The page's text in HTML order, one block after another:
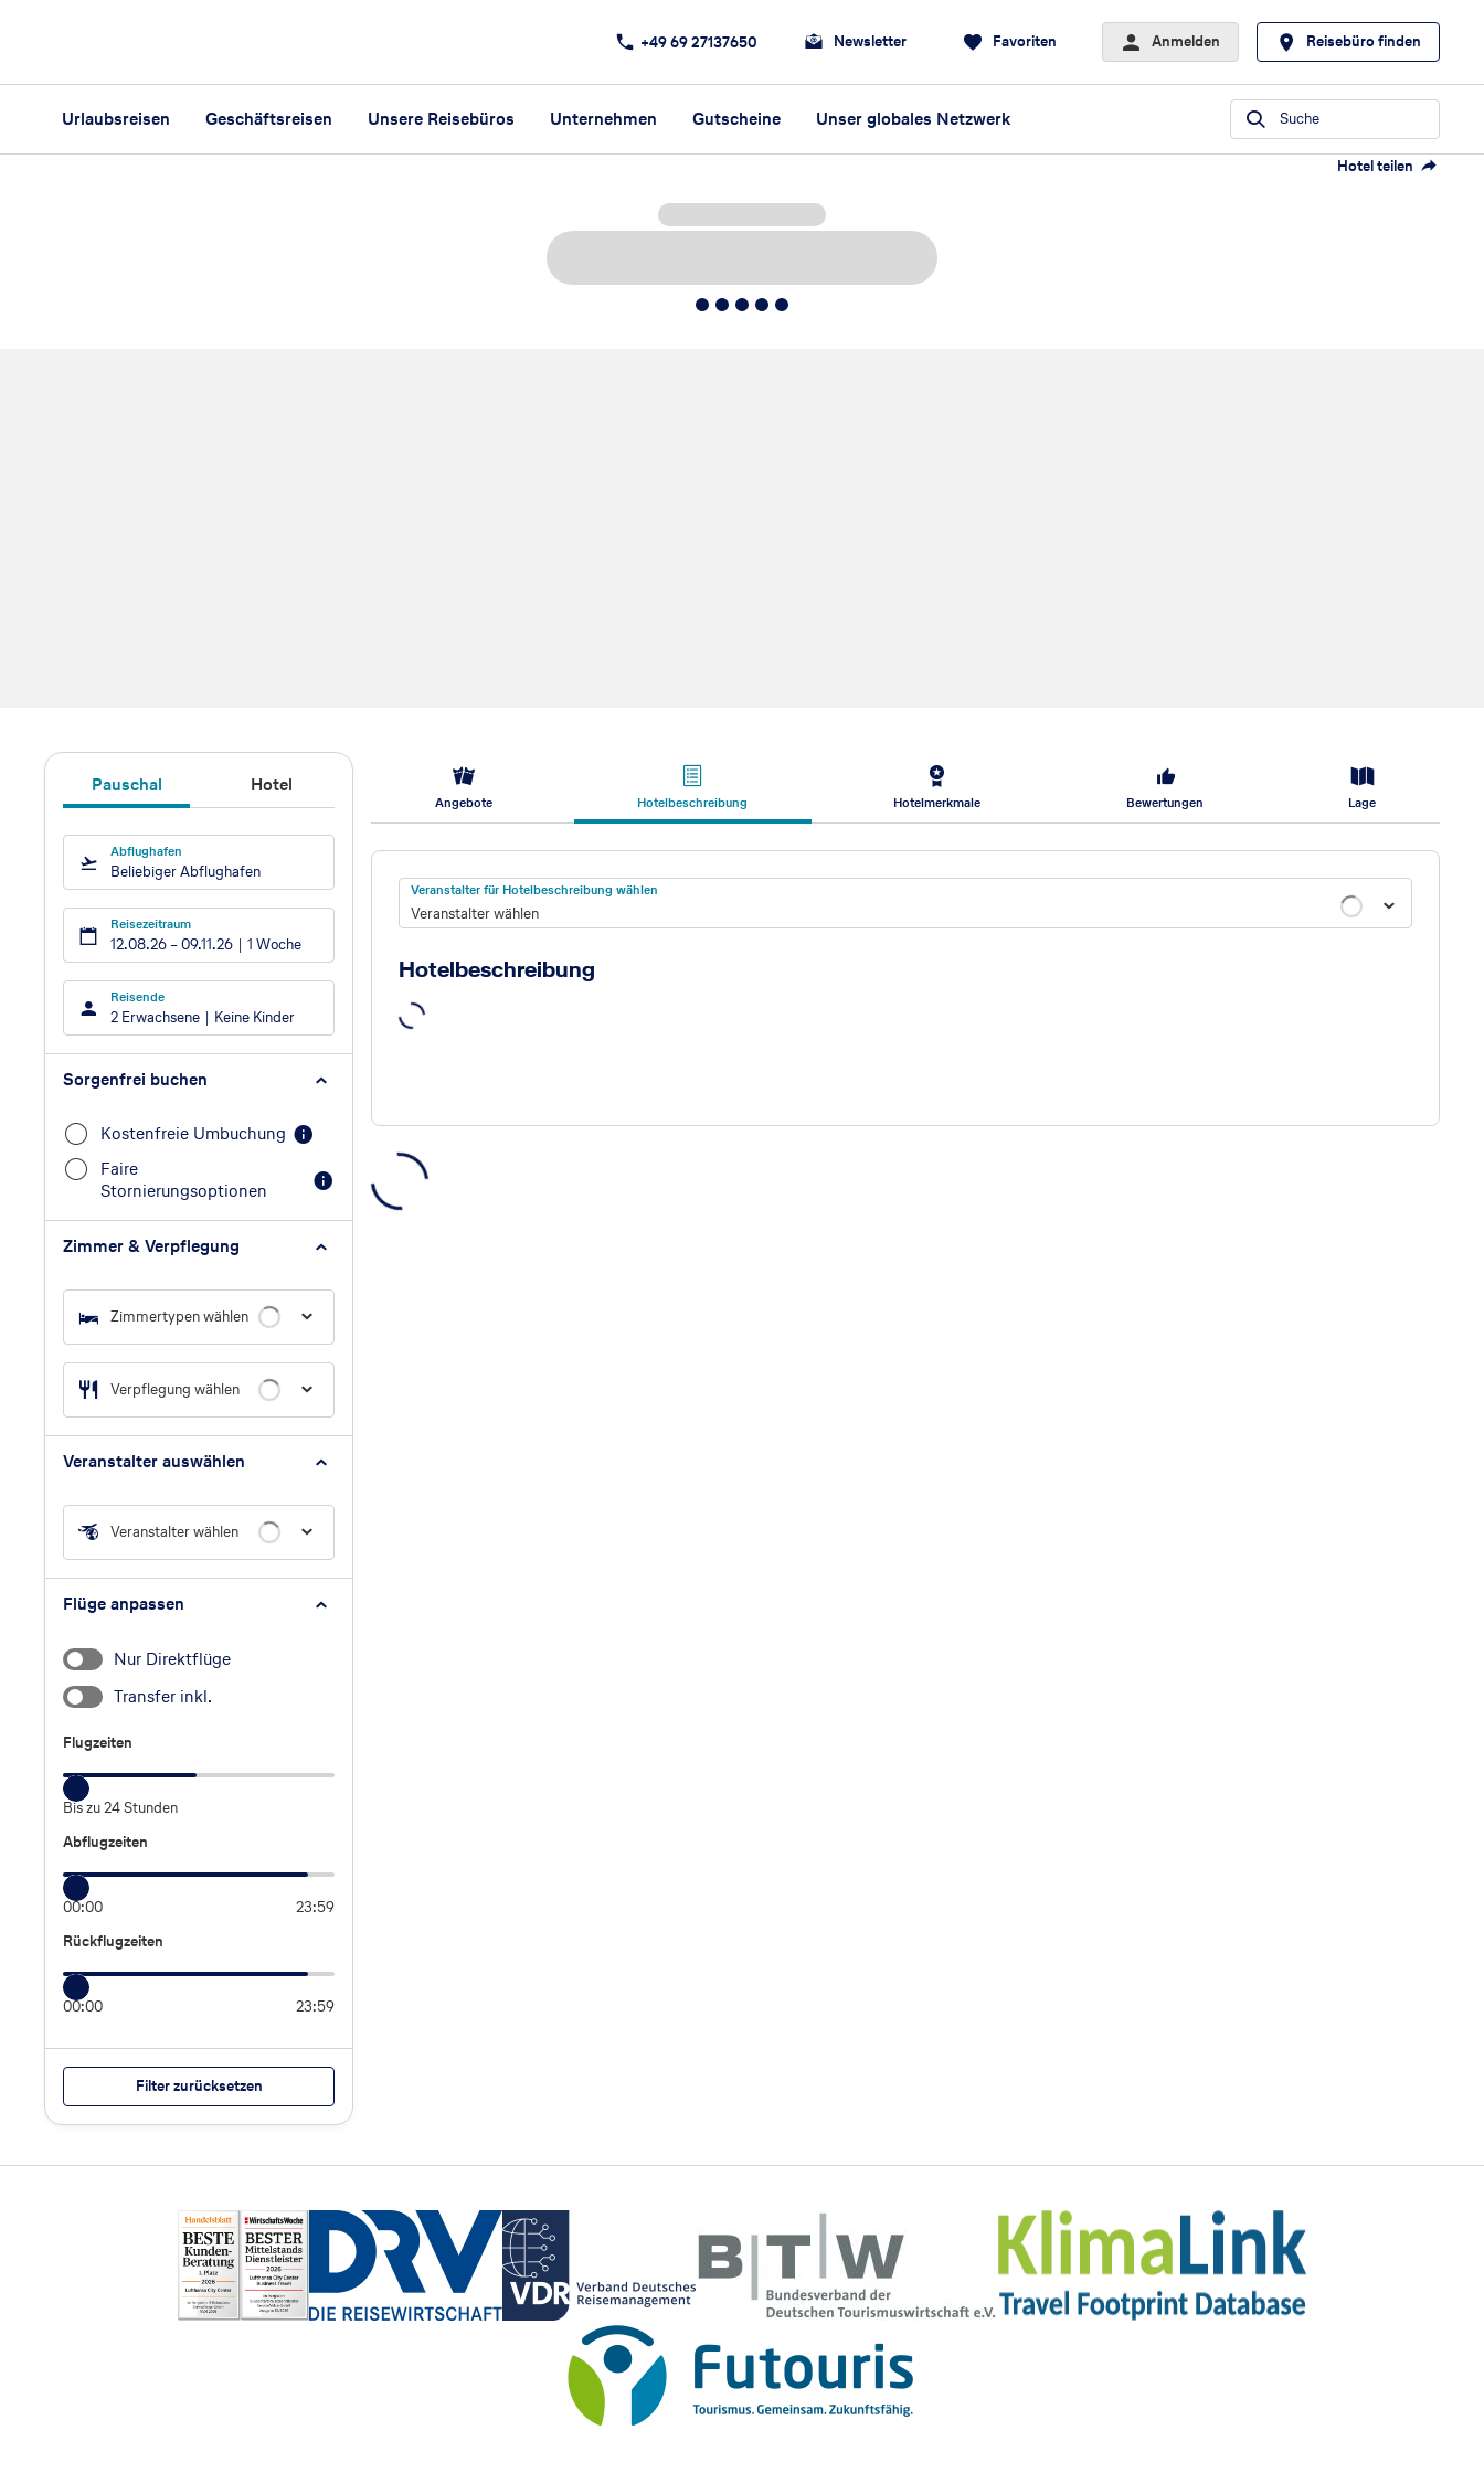
+49 69 27137650 Newsletter Favoriten Anmelden Reisebüro finden
Urlaubsreisen Geschäftsreisen Unsere Reisebüros Unternehmen Gutscheine Unser globales Netzwerk Suche
Hotel teilen
5
Pauschal Hotel
Abflughafen
Beliebiger Abflughafen
Reisezeitraum
12.08.26 –09.11.26 1 Woche
Reisende
2 Erwachsene Keine Kinder
Sorgenfrei buchen
Kostenfreie Umbuchung
Faire
Stornierungsoptionen
Zimmer & Verpflegung
Zimmertypen wählen
Verpflegung wählen
Veranstalter auswählen
Veranstalter wählen
Flüge anpassen
Nur Direktflüge
Transfer inkl.
Flugzeiten
Flugzeiten
Bis zu 24 Stunden
Abflugzeiten
Abflugzeiten
00:00 23:59
Rückflugzeiten
Rückflugzeiten
00:00 23:59
Filter zurücksetzen
Angebote Hotelbeschreibung Hotelmerkmale Bewertungen Lage
Hotelbeschreibung
Veranstalter für Hotelbeschreibung wählen
Veranstalter wählen
Hotelbeschreibung